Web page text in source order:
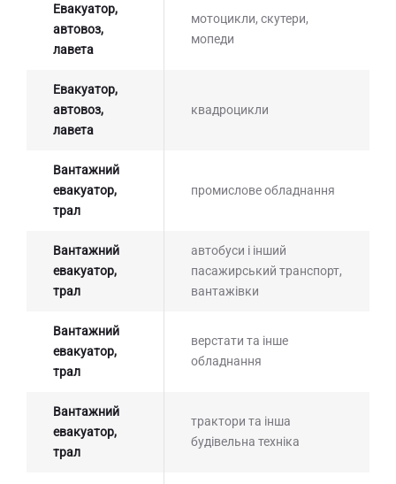
Евакуатор,
автовоз,
лавета
мотоцикли, скутери,
мопеди
Евакуатор,
автовоз,
лавета
квадроцикли
Вантажний
евакуатор,
трал
промислове обладнання
Вантажний
евакуатор,
трал
автобуси і інший
пасажирський транспорт,
вантажівки
Вантажний
евакуатор,
трал
верстати та інше
обладнання
Вантажний
евакуатор,
трал
трактори та інша
будівельна техніка